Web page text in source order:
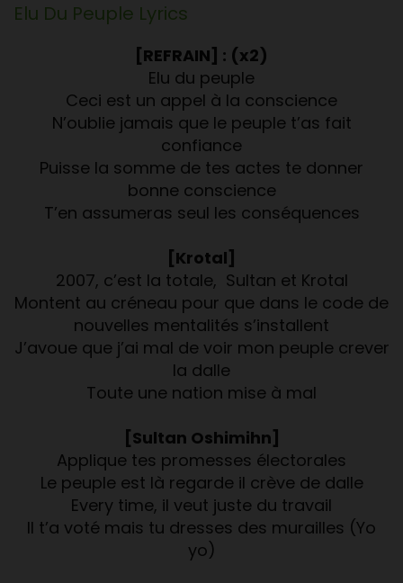
Elu Du Peuple Lyrics
[REFRAIN] : (x2)
Elu du peuple
Ceci est un appel à la conscience
N’oublie jamais que le peuple t’as fait
confiance
Puisse la somme de tes actes te donner
bonne conscience
T’en assumeras seul les conséquences
[Krotal]
2007, c’est la totale, Sultan et Krotal
Montent au créneau pour que dans le code de
nouvelles mentalités s’installent
J’avoue que j’ai mal de voir mon peuple crever
la dalle
Toute une nation mise à mal
[Sultan Oshimihn]
Applique tes promesses électorales
Le peuple est là regarde il crève de dalle
Every time, il veut juste du travail
Il t’a voté mais tu dresses des murailles (Yo
yo)